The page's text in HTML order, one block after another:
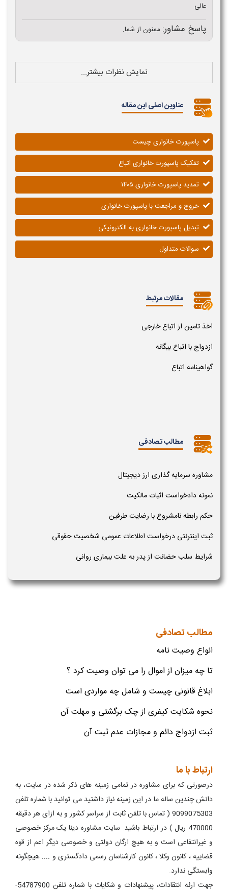
عالی
پاسخ مشاور: ممنون از شما.
نمایش نظرات بیشتر...
عناوین اصلی این مقاله
پاسپورت خانواری چیست
تفکیک پاسپورت خانواری اتباع
تمدید پاسپورت خانواری ۱۴۰۵
خروج و مراجعت با پاسپورت خانواری
تبدیل پاسپورت خانواری به الکترونیکی
سوالات متداول
مقالات مرتبط
اخذ تامین از اتباع خارجی
ازدواج با اتباع بیگانه
گواهینامه اتباع
مطالب تصادفی
مشاوره سرمایه گذاری ارز دیجیتال
نمونه دادخواست اثبات مالکیت
حکم رابطه نامشروع با رضایت طرفین
ثبت اینترنتی درخواست اطلاعات عمومی شخصیت حقوقی
شرایط سلب حضانت از پدر به علت بیماری روانی
مطالب تصادفی
انواع وصیت نامه
تا چه میزان از اموال را می توان وصیت کرد ؟
ابلاغ قانونی چیست و شامل چه مواردی است
نحوه شکایت کیفری از چک برگشتی و مهلت آن
ثبت ازدواج دائم و مجازات عدم ثبت آن
ارتباط با ما
درصورتی که برای مشاوره در تمامی زمینه های ذکر شده در سایت، به
دانش چندین ساله ما در این زمینه نیاز داشتید می توانید با شماره تلفن
9099075303 ( تماس با تلفن ثابت از سراسر کشور و به ازای هر دقیقه
470000 ریال ) در ارتباط باشید. سایت مشاوره دینا یک مرکز خصوصی
و غیرانتفاعی است و به هیچ ارگان دولتی و خصوصی دیگر اعم از قوه
قضاییه ، کانون وکلا ، کانون کارشناسان رسمی دادگستری و .... هیچگونه
وابستگی ندارد.
جهت ارئه انتقادات، پیشنهادات و شکایات با شماره تلفن 54787900-